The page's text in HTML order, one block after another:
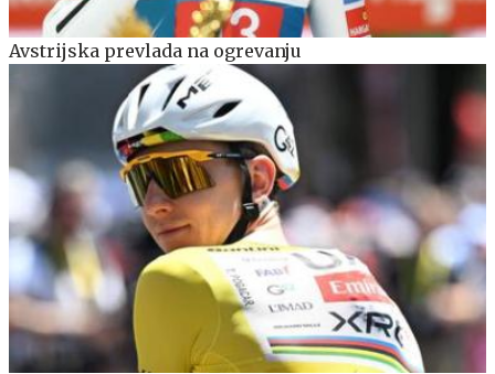
Avstrijska prevlada na ogrevanju